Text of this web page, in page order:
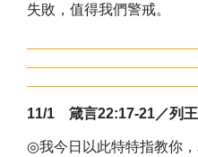
失敗，值得我們警戒。
11/1 箴言22:17-21／列
◎我今日以此特特指教你